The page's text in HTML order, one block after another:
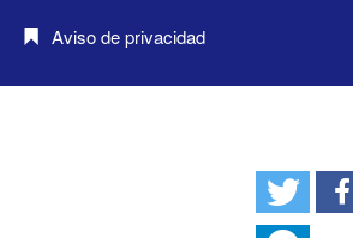
Aviso de privacidad